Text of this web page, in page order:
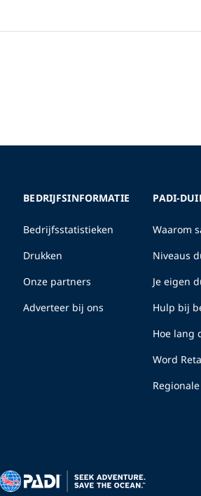
BEDRIJFSINFORMATIE
Bedrijfsstatistieken
Drukken
Onze partners
Adverteer bij ons
PADI-
Waarom
Niveaus
Je eigen
Hulp bij
Hoe lang
Word